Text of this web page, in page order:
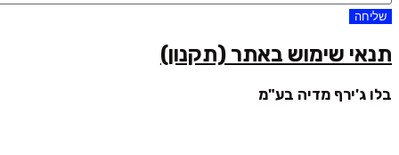
שליחה
תנאי שימוש באתר (תקנון)
בלו ג'ירף מדיה בע"מ